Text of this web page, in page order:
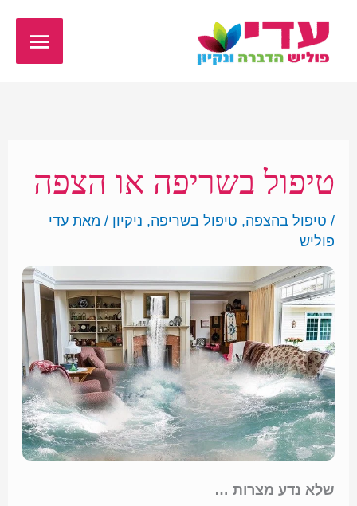
לתוכן
טיפול בשריפה או הצפה
/ טיפול בהצפה, טיפול בשריפה, ניקיון / מאתעדי
פוליש
שלא נדע מצרות …